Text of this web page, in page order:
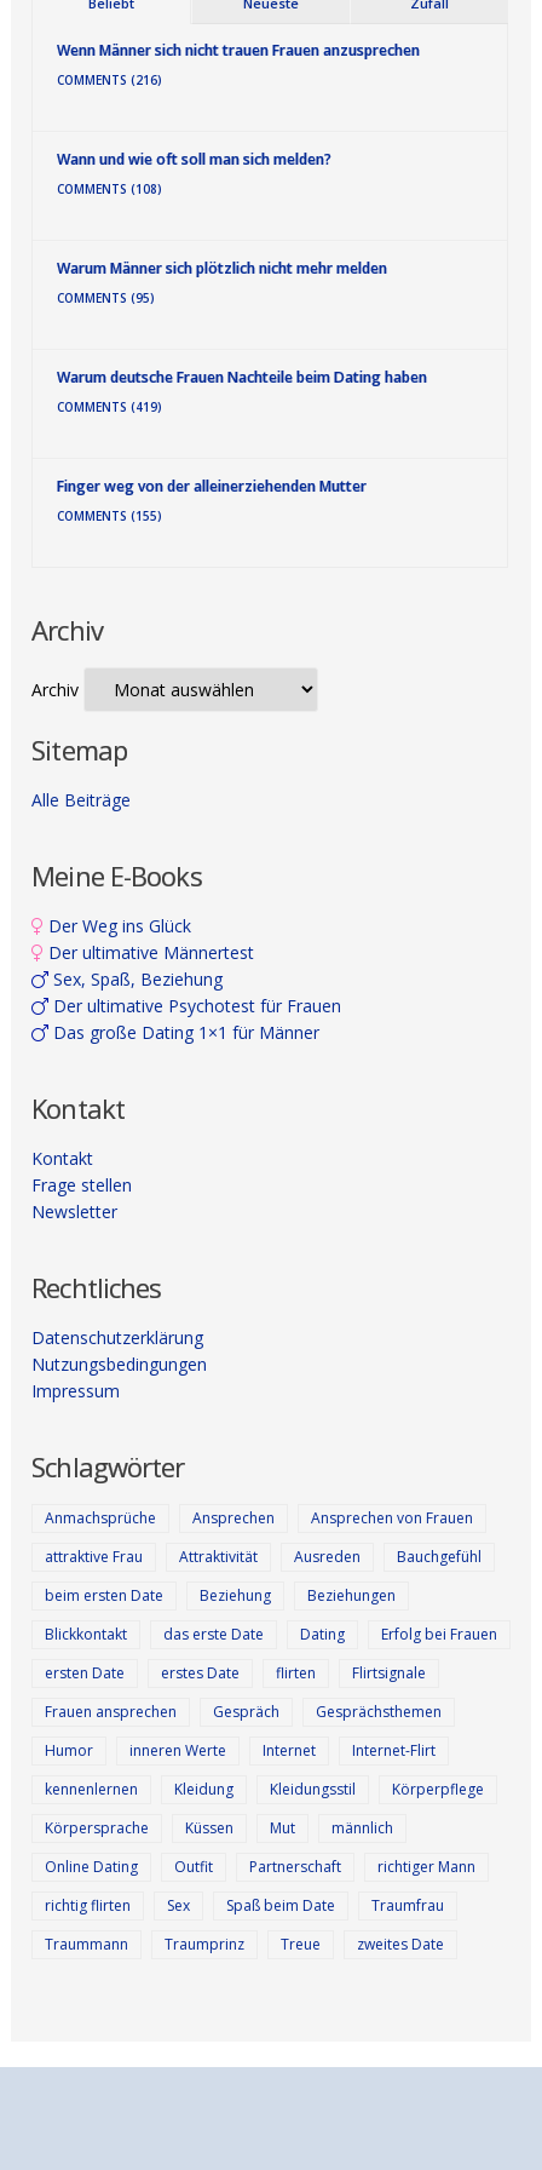
Wenn Männer sich nicht trauen Frauen anzusprechen
COMMENTS (216)
Wann und wie oft soll man sich melden?
COMMENTS (108)
Warum Männer sich plötzlich nicht mehr melden
COMMENTS (95)
Warum deutsche Frauen Nachteile beim Dating haben
COMMENTS (419)
Finger weg von der alleinerziehenden Mutter
COMMENTS (155)
Archiv
Archiv
Sitemap
Alle Beiträge
Meine E-Books
Der Weg ins Glück
Der ultimative Männertest
Sex, Spaß, Beziehung
Der ultimative Psychotest für Frauen
Das große Dating 1×1 für Männer
Kontakt
Kontakt
Frage stellen
Newsletter
Rechtliches
Datenschutzerklärung
Nutzungsbedingungen
Impressum
Schlagwörter
Anmachsprüche Ansprechen
Ansprechen von Frauen
attraktive Frau
Attraktivität Ausreden
Bauchgefühl
beim ersten Date
Beziehung
Beziehungen
Blickkontakt
das erste Date Dating
Erfolg bei Frauen
ersten Date
erstes Date flirten
Flirtsignale
Frauen ansprechen
Gespräch
Gesprächsthemen
Humor
inneren Werte Internet
Internet-Flirt
kennenlernen
Kleidung Kleidungsstil
Körperpflege
Körpersprache
Küssen Mut
männlich
Online Dating
Outfit Partnerschaft
richtiger Mann
richtig flirten
Sex Spaß beim Date
Traumfrau
Traummann
Traumprinz Treue zweites Date